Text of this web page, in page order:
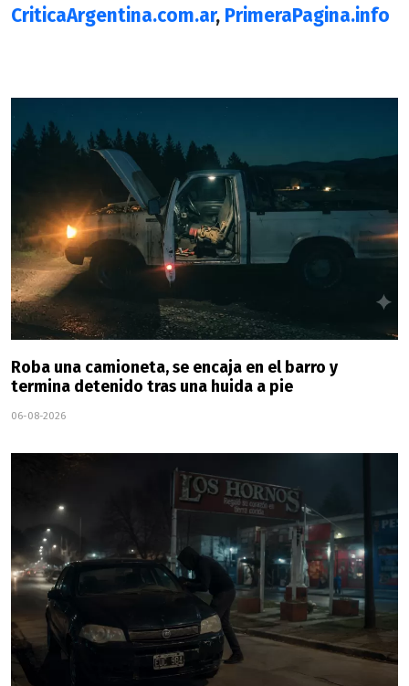
CriticaArgentina.com.ar, PrimeraPagina.info
Roba una camioneta, se encaja en el barro y
termina detenido tras una huida a pie
06-08-2026